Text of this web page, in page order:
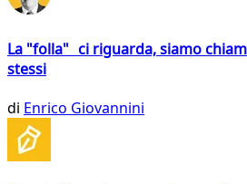
La "folla" ci riguarda, siamo
stessi
di Enrico Giovannini